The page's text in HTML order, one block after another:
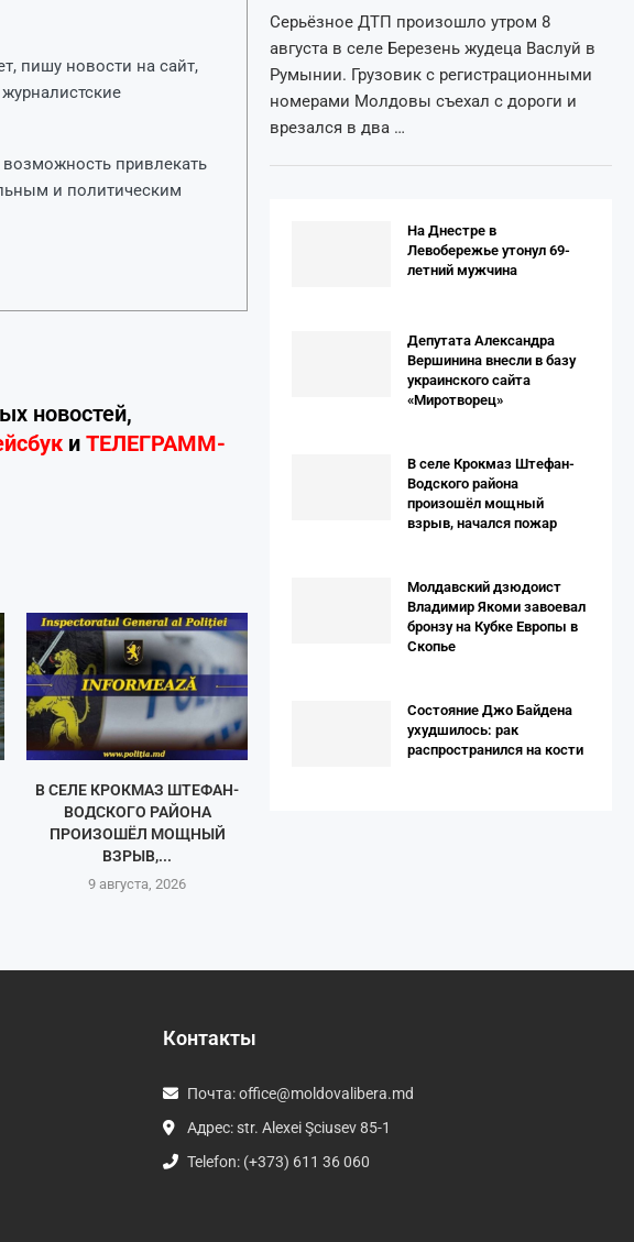
пишу новости на сайт,
привлекать
и политическим
новостей,
и ТЕЛЕГРАММ-
В СЕЛЕ КРОКМАЗ ШТЕФАН-
ВОДСКОГО РАЙОНА
ПРОИЗОШЁЛ МОЩНЫЙ
ВЗРЫВ,...
9 августа, 2026
Серьёзное ДТП произошло утром 8
августа в селе Березень жудеца Васлуй в
Румынии. Грузовик с регистрационными
номерами Молдовы съехал с дороги и
врезался в два …
На Днестре в
Левобережье утонул 69-
летний мужчина
Депутата Александра
Вершинина внесли в базу
украинского сайта
«Миротворец»
В селе Крокмаз Штефан-
Водского района
произошёл мощный
взрыв, начался пожар
Молдавский дзюдоист
Владимир Якоми завоевал
бронзу на Кубке Европы в
Скопье
Состояние Джо Байдена
ухудшилось: рак
распространился на кости
Контакты
Почта:office@moldovalibera.md
Адрес: str. Alexei Şciusev 85-1
Telefon: (+373) 611 36 060